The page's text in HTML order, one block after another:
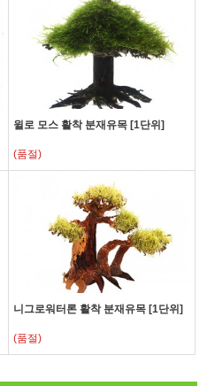
윌로 모스 활착 분재유목 [1단위]
(품절)
니그로워터론 활착 분재유목 [1단위]
(품절)